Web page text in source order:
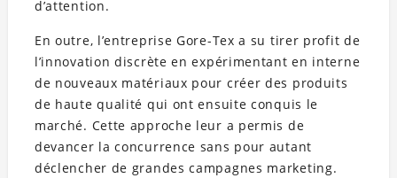
d’attention.
En outre, l’entreprise Gore-Tex a su tirer profit de
l’innovation discrète en expérimentant en interne
de nouveaux matériaux pour créer des produits
de haute qualité qui ont ensuite conquis le
marché. Cette approche leur a permis de
devancer la concurrence sans pour autant
déclencher de grandes campagnes marketing.